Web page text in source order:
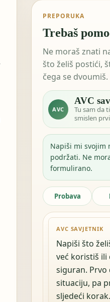
PREPORUKA
Trebaš
Ne moraš znati
što želiš postići,
čega se dvoumiš.
AVC
AVC
Tu sam da
smislen
Napiši mi svojim
podržati. Ne
formulirano.
Probava
AVC SAVJETNIK
Napiši što
već koristiš ili
siguran. Prvo
situaciju, pa
sljedeći korak.